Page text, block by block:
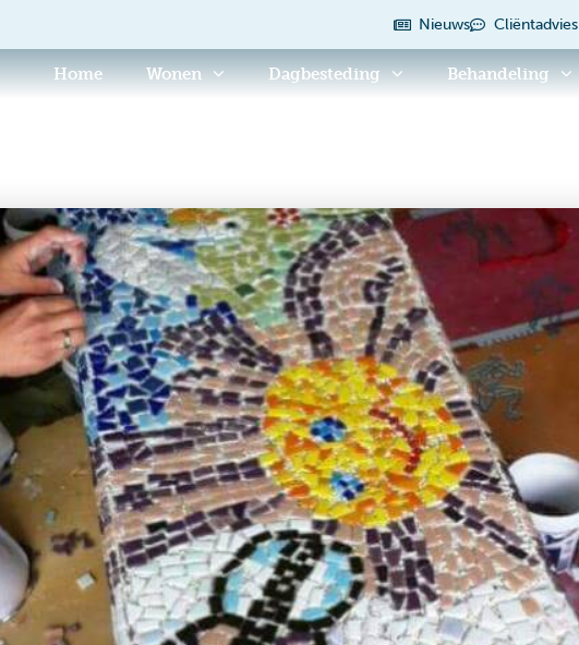
Nieuws Cliëntadvies
Home Wonen Dagbesteding Behandeling